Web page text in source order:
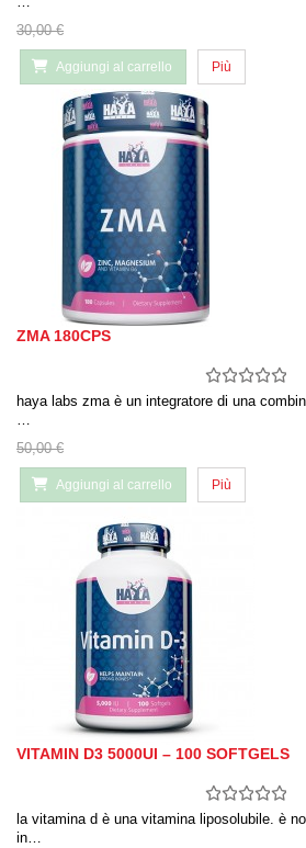
30,00 €
Aggiungi al carrello Più
ZMA 180CPS
haya labs zma è un integratore di una
…
50,00 €
Aggiungi al carrello Più
VITAMIN D3 5000UI – 100 SOFTGELS
la vitamina d è una vitamina liposolubile. è
in…